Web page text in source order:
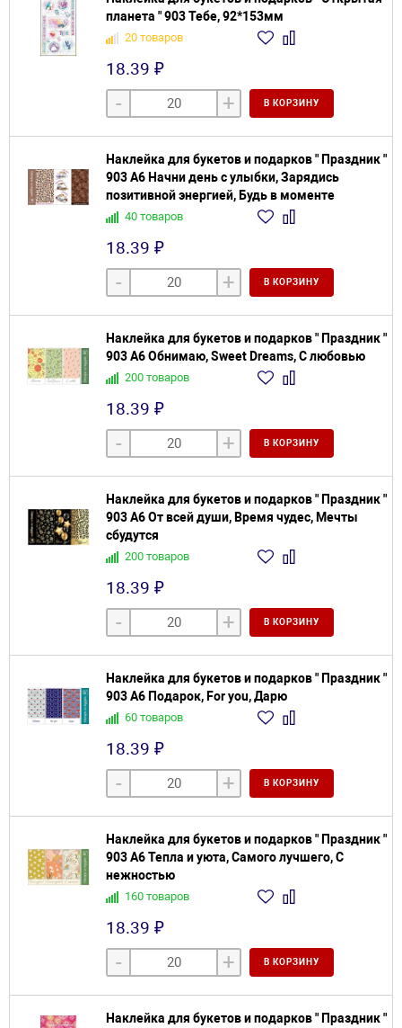
планета " 903 Тебе, 92*153мм
20 товаров
18.39 ₽
- + В КОРЗИНУ
Наклейка для букетов и подарков " Праздник "
903 А6 Начни день с улыбки, Зарядись
позитивной энергией, Будь в моменте
40 товаров
18.39 ₽
- + В КОРЗИНУ
Наклейка для букетов и подарков " Праздник "
903 А6 Обнимаю, Sweet Dreams, С любовью
200 товаров
18.39 ₽
- + В КОРЗИНУ
Наклейка для букетов и подарков " Праздник "
903 А6 От всей души, Время чудес, Мечты
сбудутся
200 товаров
18.39 ₽
- + В КОРЗИНУ
Наклейка для букетов и подарков " Праздник "
903 А6 Подарок, For you, Дарю
60 товаров
18.39 ₽
- + В КОРЗИНУ
Наклейка для букетов и подарков " Праздник "
903 А6 Тепла и уюта, Самого лучшего, С
нежностью
160 товаров
18.39 ₽
- + В КОРЗИНУ
Наклейка для букетов и подарков " Праздник "